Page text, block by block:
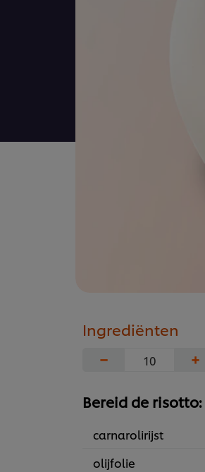
Ingrediënten
−
+
Bereid de risotto:
carnarolirijst
olijfolie